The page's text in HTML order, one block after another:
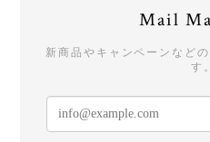
Mail
新商品やキャンペーンなど
す。